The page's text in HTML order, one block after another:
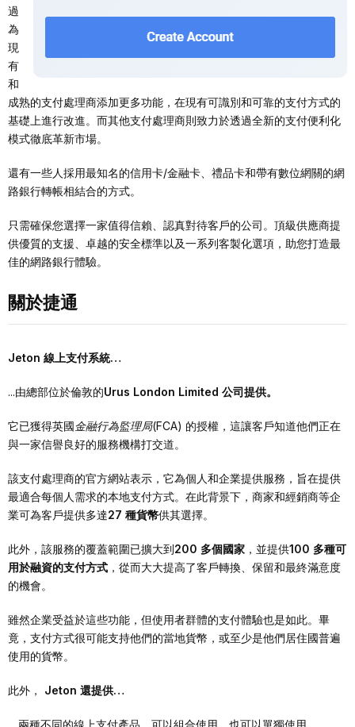
過
為
現
有
和
成熟的支付處理商添加更多功能，在現有可識別和可靠的支付方式的
基礎上進行改進。而其他支付處理商則致力於透過全新的支付便利化
模式徹底革新市場。
還有一些人採用最知名的信用卡/金融卡、禮品卡和帶有數位網關的網
路銀行轉帳相結合的方式。
只需確保您選擇一家值得信賴、認真對待客戶的公司。頂級供應商提
供優質的支援、卓越的安全標準以及一系列客製化選項，助您打造最
佳的網路銀行體驗。
關於捷通
Jeton 線上支付系統…
...由總部位於倫敦的Urus London Limited 公司提供。
它已獲得英國金融行為監理局(FCA) 的授權，這讓客戶知道他們正在
與一家信譽良好的服務機構打交道。
該支付處理商的官方網站表示，它為個人和企業提供服務，旨在提供
最適合每個人需求的本地支付方式。在此背景下，商家和經銷商等企
業可為客戶提供多達27 種貨幣供其選擇。
此外，該服務的覆蓋範圍已擴大到200 多個國家 ，並提供100 多種可
用於融資的支付方式 ，從而大大提高了客戶轉換、保留和最終滿意度
的機會。
雖然企業受益於這些功能，但使用者群體的支付體驗也是如此。畢
竟，支付方式很可能支持他們的當地貨幣，或至少是他們居住國普遍
使用的貨幣。
此外， Jeton 還提供…
... 兩種不同的線上支付產品，可以組合使用，也可以單獨使用。